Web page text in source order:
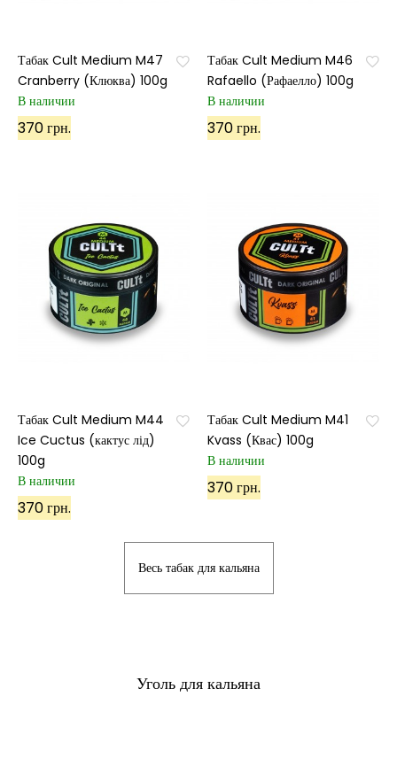
Табак Cult Medium M47
Cranberry (Клюква) 100g
В наличии
370 грн.
Табак Cult Medium M46
Rafaello (Рафаелло) 100g
В наличии
370 грн.
Табак Cult Medium M44
Ice Cuctus (кактус лід)
100g
В наличии
370 грн.
Табак Cult Medium M41
Kvass (Квас) 100g
В наличии
370 грн.
Весь табак для кальяна
Уголь для кальяна